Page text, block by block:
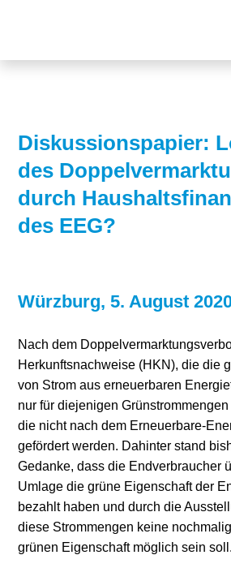
Diskussionspapier:
des
durch
des EEG?
Würzburg, 5. August
Nach dem
Herkunftsnachweise (HKN), die die
von Strom aus erneuerbaren
nur für diejenigen
die nicht nach dem Erneuerbare-
gefördert werden. Dahinter stand
Gedanke, dass die Endverbraucher
Umlage die grüne Eigenschaft der
bezahlt haben und durch die
diese Strommengen keine
grünen Eigenschaft möglich sein soll.